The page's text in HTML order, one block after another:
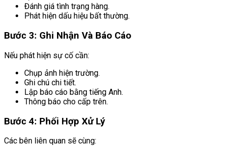
Đánh giá tình trạng hàng.
Phát hiện dấu hiệu bất thường.
Bước 3: Ghi Nhận Và Báo Cáo
Nếu phát hiện sự cố cần:
Chụp ảnh hiện trường.
Ghi chú chi tiết.
Lập báo cáo bằng tiếng Anh.
Thông báo cho cấp trên.
Bước 4: Phối Hợp Xử Lý
Các bên liên quan sẽ cùng: